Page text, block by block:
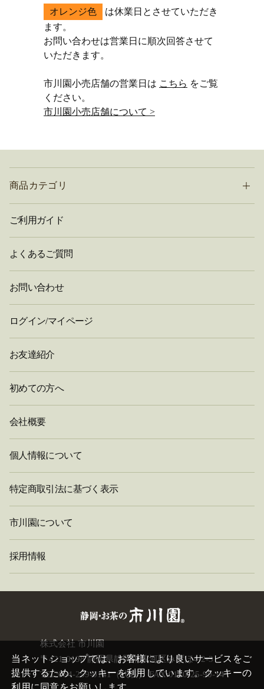
オレンジ色
は休業日とさせていただき
ます。
お問い合わせは営業日に順次回答させて
いただきます。
市川園小売店舗の営業日は こちら をご覧
ください。
市川園小売店舗について >
商品カテゴリ
ご利用ガイド
よくあるご質問
お問い合わせ
ログイン/マイページ
お友達紹介
初めての方へ
会社概要
個人情報について
特定商取引法に基づく表示
市川園について
採用情報
株式会社 市川園
〒421-0198 静岡県静岡市駿河区みずほ4-2-3
TEL:054-259-0141（代表） FAX:0120-25-90-14
当ネットショップでは、お客様により良いサービスをご
提供するため、クッキーを利用しています。クッキーの
利用に同意をお願いします。
閉
じ
る